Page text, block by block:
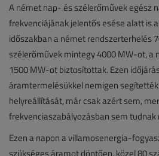
A német nap- és szélerőművek egész
frekvenciájának jelentős esése alatt is
időszakban a német rendszerterhelés
szélerőművek mintegy 4000 MW-ot, a
1500 MW-ot biztosítottak. Ezen
áramtermelésükkel nemigen
helyreállítását, már csak azért sem,
frekvenciaszabályozásban sem tudnak
Ezen a napon a villamosenergia-
szükséges áramot döntően, közel 80